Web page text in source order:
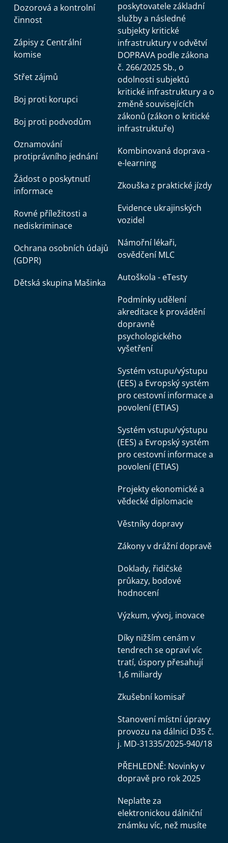
Dozorová a kontrolní
činnost
Zápisy z Centrální
komise
Střet zájmů
Boj proti korupci
Boj proti podvodům
Oznamování
protiprávního jednání
Žádost o poskytnutí
informace
Rovné příležitosti a
nediskriminace
Ochrana osobních údajů
(GDPR)
Dětská skupina Mašinka
poskytovatele základní
služby a následné
subjekty kritické
infrastruktury v odvětví
DOPRAVA podle zákona
č. 266/2025 Sb., o
odolnosti subjektů
kritické infrastruktury a o
změně souvisejících
zákonů (zákon o kritické
infrastruktuře)
Kombinovaná doprava -
e-learning
Zkouška z praktické jízdy
Evidence ukrajinských
vozidel
Námořní lékaři,
osvědčení MLC
Autoškola - eTesty
Podmínky udělení
akreditace k provádění
dopravně
psychologického
vyšetření
Systém vstupu/výstupu
(EES) a Evropský systém
pro cestovní informace a
povolení (ETIAS)
Systém vstupu/výstupu
(EES) a Evropský systém
pro cestovní informace a
povolení (ETIAS)
Projekty ekonomické a
vědecké diplomacie
Věstníky dopravy
Zákony v drážní dopravě
Doklady, řidičské
průkazy, bodové
hodnocení
Výzkum, vývoj, inovace
Díky nižším cenám v
tendrech se opraví víc
tratí, úspory přesahují
1,6 miliardy
Zkušební komisař
Stanovení místní úpravy
provozu na dálnici D35 č.
j. MD-31335/2025-940/18
PŘEHLEDNĚ: Novinky v
dopravě pro rok 2025
Neplaťte za
elektronickou dálniční
známku víc, než musíte